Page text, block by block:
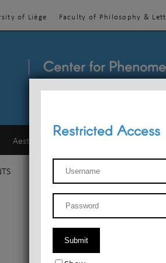
of Liège Faculty of Philosophy &
Center for
Aesthetics
TEACHINGS
Restricted Access